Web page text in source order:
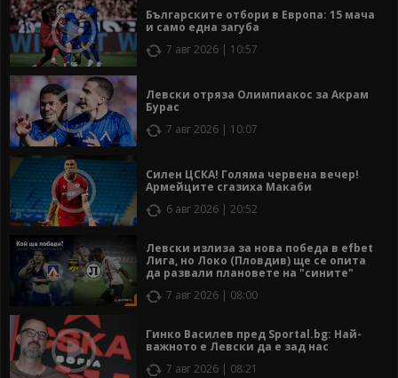
Българските отбори в Европа: 15 мача
и само една загуба
7 авг 2026 | 10:57
Левски отряза Олимпиакос за Акрам
Бурас
7 авг 2026 | 10:07
Силен ЦСКА! Голяма червена вечер!
Армейците сгазиха Макаби
6 авг 2026 | 20:52
Левски излиза за нова победа в efbet
Лига, но Локо (Пловдив) ще се опита
да развали плановете на "сините"
7 авг 2026 | 08:00
Гинко Василев пред Sportal.bg: Най-
важното е Левски да е зад нас
7 авг 2026 | 08:21